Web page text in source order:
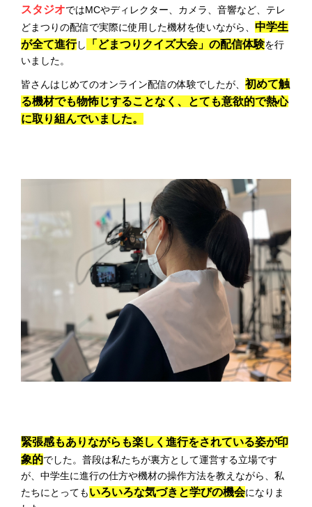
スタジオではMCやディレクター、カメラ、音響など、テレ
どまつりの配信で実際に使用した機材を使いながら、 中学生
が全て進行し 「どまつりクイズ大会」の配信体験を行
いました。
皆さんはじめてのオンライン配信の体験でしたが、 初めて触
る機材でも物怖じすることなく、とても意欲的で熱心
に取り組んでいました。
緊張感もありながらも楽しく進行をされている姿が印
象的でした。普段は私たちが裏方として運営する立場です
が、中学生に進行の仕方や機材の操作方法を教えながら、私
たちにとってもいろいろな気づきと学びの機会になりま